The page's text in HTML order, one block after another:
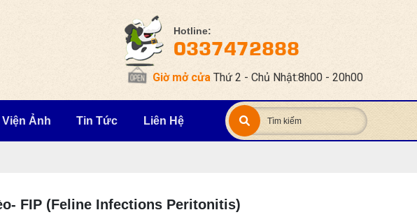
Hotline:
0337472888
Giờ mở cửa Thứ 2 - Chủ Nhật:8h00 - 20h00
Ảnh Tin Tức Liên Hệ
FIP (Feline Infections Peritonitis)